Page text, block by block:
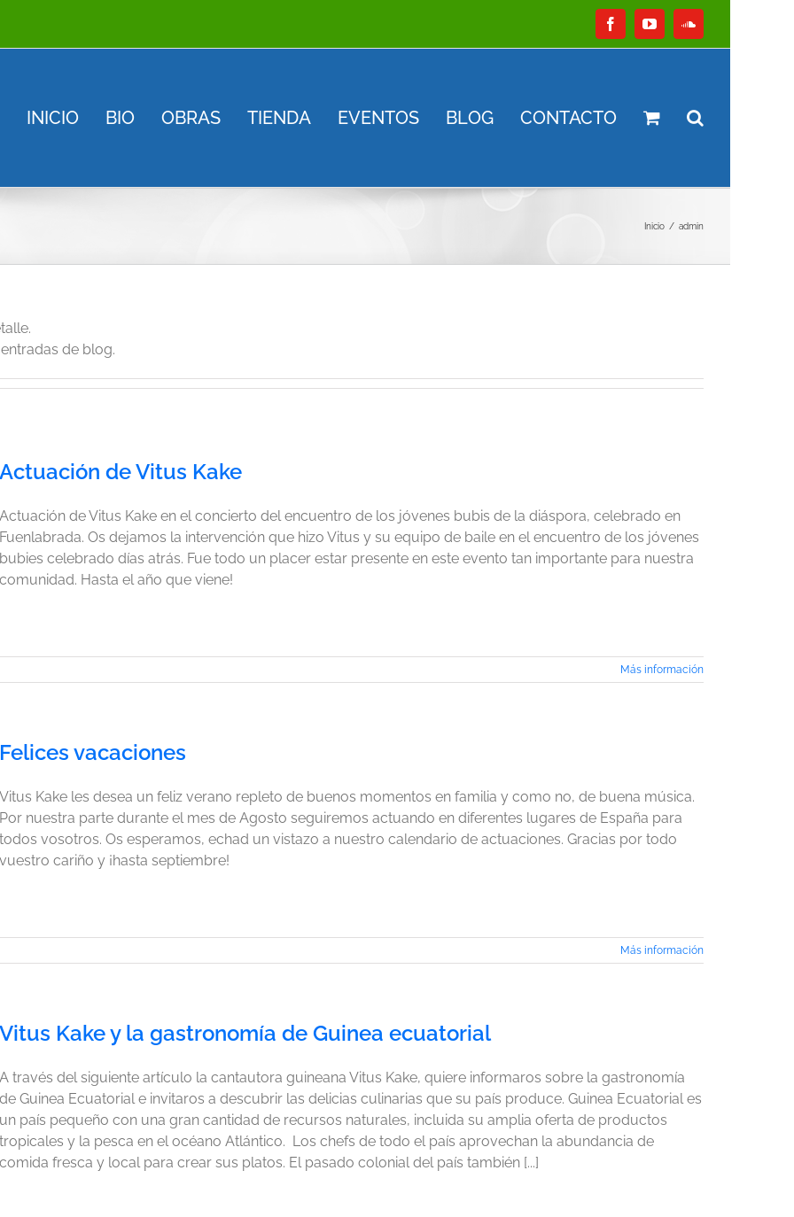
FacebookYouTubeSoundCloud
INICIO BIO OBRAS TIENDA EVENTOS BLOG CONTACTO
Inicio admin
de blog.
Actuación de Vitus Kake
Actuación de Vitus Kake en el concierto del encuentro de los jóvenes bubis de la diáspora, celebrado en
Fuenlabrada. Os dejamos la intervención que hizo Vitus y su equipo de baile en el encuentro de los jóvenes
bubies celebrado días atrás. Fue todo un placer estar presente en este evento tan importante para nuestra
comunidad. Hasta el año que viene!
Más información
Felices vacaciones
Vitus Kake les desea un feliz verano repleto de buenos momentos en familia y como no, de buena música.
Por nuestra parte durante el mes de Agosto seguiremos actuando en diferentes lugares de España para
todos vosotros. Os esperamos, echad un vistazo a nuestro calendario de actuaciones. Gracias por todo
vuestro cariño y ¡hasta septiembre!
Más información
Vitus Kake y la gastronomía de Guinea ecuatorial
A través del siguiente artículo la cantautora guineana Vitus Kake, quiere informaros sobre la gastronomía
de Guinea Ecuatorial e invitaros a descubrir las delicias culinarias que su país produce. Guinea Ecuatorial es
un país pequeño con una gran cantidad de recursos naturales, incluida su amplia oferta de productos
tropicales y la pesca en el océano Atlántico. Los chefs de todo el país aprovechan la abundancia de
comida fresca y local para crear sus platos. El pasado colonial del país también [...]